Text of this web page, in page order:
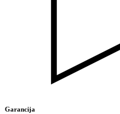
Garancija